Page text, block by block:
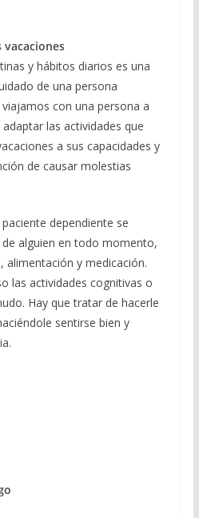
y hábitos diarios es una
de una persona
con una persona a
las actividades que
a sus capacidades y
de causar molestias
dependiente se
alguien en todo momento,
alimentación y medicación.
las actividades cognitivas o
Hay que tratar de hacerle
sentirse bien y